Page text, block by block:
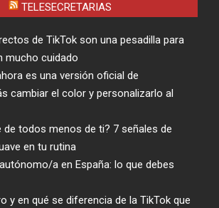
TELESECRETARIAS
de TikTok son una pesadilla para
mucho cuidado
es una versión oficial de
cambiar el color y personalizarlo al
de todos menos de ti? 7 señales de
en tu rutina
a en España: lo que debes
y en qué se diferencia de la TikTok que